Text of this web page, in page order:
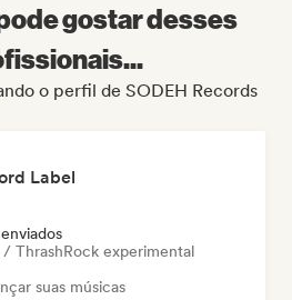
gostar desses
o perfil de SODEH Records
Label
/ ThrashRock experimental
suas músicas